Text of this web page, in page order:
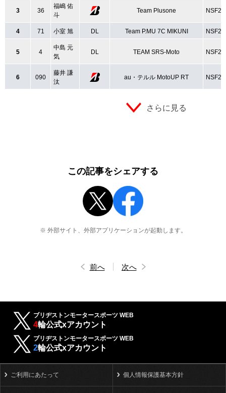
3 36
福嶋 佑
斗
Team Plusone
4 71 小室 旭 DL Team P.MU 7C MIKUNI
5 4
中島 元
気
DL TEAM SRS-Moto
6 090
藤井 謙
汰
au・テルル MotoUP RT
さらに見る
この記事をシェアする
※ 外部サイト、外部アプリケーションが起動します。
前へ 次へ
ブリヂストンモータースポーツ WEB
4輪公式xアカウント
ブリヂストンモータースポーツ WEB
2輪公式xアカウント
ご利用にあたって 個人情報保護基本方針